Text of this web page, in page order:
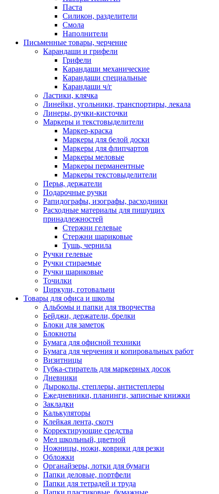
Паста
Силикон, разделители
Смола
Наполнители
Письменные товары, черчение
Карандаши и грифели
Грифели
Карандаши механические
Карандаши специальные
Карандаши ч/г
Ластики, клячка
Линейки, угольники, транспортиры, лекала
Линеры, ручки-кисточки
Маркеры и текстовыделители
Маркер-краска
Маркеры для белой доски
Маркеры для флипчартов
Маркеры меловые
Маркеры перманентные
Маркеры текстовыделители
Перья, держатели
Подарочные ручки
Рапидографы, изографы, расходники
Расходные материалы для пишущих
принадлежностей
Стержни гелевые
Стержни шариковые
Тушь, чернила
Ручки гелевые
Ручки стираемые
Ручки шариковые
Точилки
Циркули, готовальни
Товары для офиса и школы
Альбомы и папки для творчества
Бейджи, держатели, брелки
Блоки для заметок
Блокноты
Бумага для офисной техники
Бумага для черчения и копировальных работ
Визитницы
Губка-стиратель для маркерных досок
Дневники
Дыроколы, степлеры, антистеплеры
Ежедневники, планинги, записные книжки
Закладки
Калькуляторы
Клейкая лента, скотч
Корректирующие средства
Мел школьный, цветной
Ножницы, ножи, коврики для резки
Обложки
Органайзеры, лотки для бумаги
Папки деловые, портфели
Папки для тетрадей и труда
Папки пластиковые, бумажные